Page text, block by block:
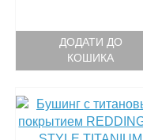
ДОДАТИ ДО
КОШИКА